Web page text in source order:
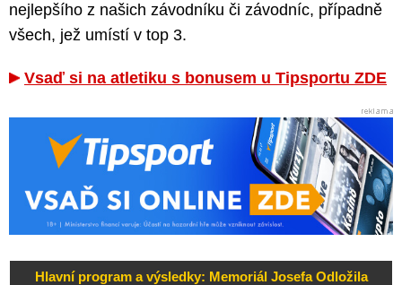
nejlepšího z našich závodníku či závodníc, případně
všech, jež umístí v top 3.
Vsaď si na atletiku s bonusem u Tipsportu ZDE
Hlavní program a výsledky: Memoriál Josefa Odložila